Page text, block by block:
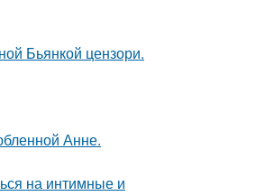
Бьянкой цензори.
Анне.
на интимные и